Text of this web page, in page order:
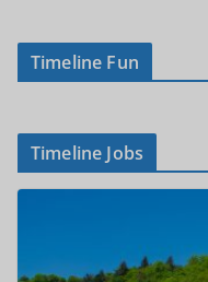
Timeline Fun
Timeline Jobs